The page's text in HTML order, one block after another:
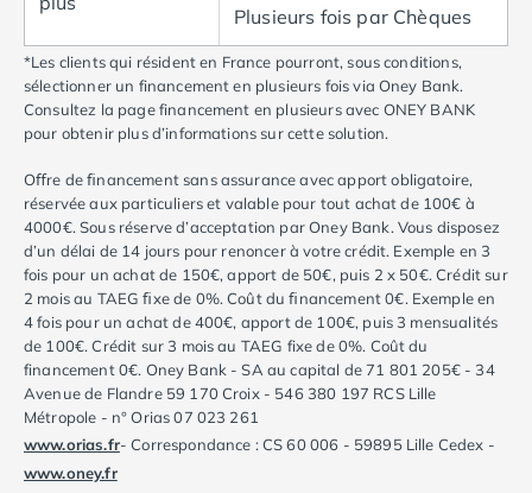
Camping Abruzzes
Camping Emilie Romagne
Camping Bologne
Camping Cesenatico
Camping Lido Di Spina
Camping Riccione
Camping Rimini
Camping Frioul-Vénétie Julienne
Camping Latium
Camping Rome
Camping Lombardie
Camping Piémont
Camping Pouilles
Camping Gallipoli
Camping Sardaigne
Camping Alghero
Plusieurs fois par Chèques
*Les clients qui résident en France pourront, sous conditions,
sélectionner un financement en plusieurs fois via Oney Bank.
Consultez la page financement en plusieurs avec ONEY BANK
pour obtenir plus d’informations sur cette solution.
Oﬀre de ﬁnancement sans assurance avec apport obligatoire,
réservée aux particuliers et valable pour tout achat de 100€ à
4000€. Sous réserve d’acceptation par Oney Bank. Vous disposez
d’un délai de 14 jours pour renoncer à votre crédit. Exemple en 3
fois pour un achat de 150€, apport de 50€, puis 2 x 50€. Crédit sur
2 mois au TAEG ﬁxe de 0%. Coût du ﬁnancement 0€. Exemple en
4 fois pour un achat de 400€, apport de 100€, puis 3 mensualités
de 100€. Crédit sur 3 mois au TAEG fixe de 0%. Coût du
financement 0€. Oney Bank - SA au capital de 71 801 205€ - 34
Avenue de Flandre 59 170 Croix - 546 380 197 RCS Lille
Métropole - n° Orias 07 023 261
www.orias.fr- Correspondance : CS 60 006 - 59895 Lille Cedex -
www.oney.fr